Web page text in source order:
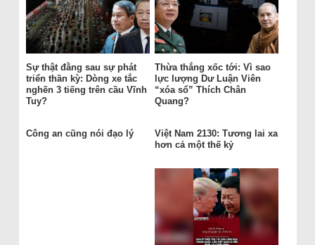
Sự thật đằng sau sự phát
triển thần kỳ: Dòng xe tắc
nghẽn 3 tiếng trên cầu Vĩnh
Tuy?
Thừa thắng xốc tới: Vì sao
lực lượng Dư Luận Viên
“xóa sổ” Thích Chân
Quang?
Công an cũng nói đạo lý
Việt Nam 2130: Tương lai xa
hơn cả một thế kỷ